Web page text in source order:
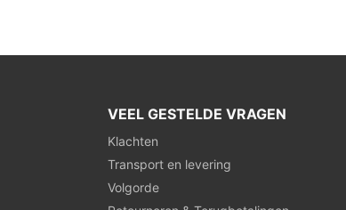
VEEL GESTELDE VRAGEN
Klachten
Transport en levering
Volgorde